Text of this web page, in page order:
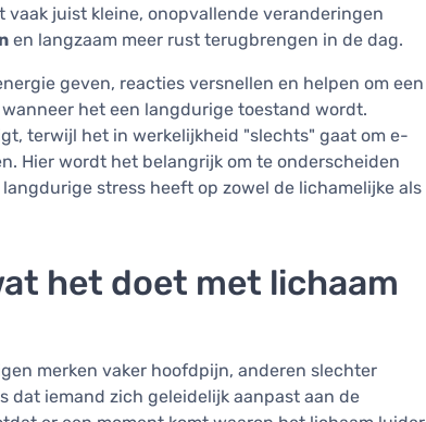
juist kleine, onopvallende veranderingen
en langzaam meer rust terugbrengen in de dag.
geven, reacties versnellen en helpen om een
het een langdurige toestand wordt.
terwijl het in werkelijkheid "slechts" gaat om e-
Hier wordt het belangrijk om te onderscheiden
stress heeft op zowel de lichamelijke als
het doet met lichaam
merken vaker hoofdpijn, anderen slechter
dat iemand zich geleidelijk aanpast aan de